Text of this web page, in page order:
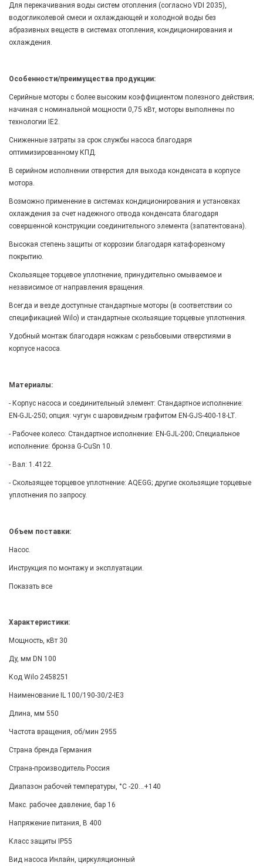
Для перекачивания воды систем отопления (согласно VDI 2035),
водогликолевой смеси и охлаждающей и холодной воды без
абразивных веществ в системах отопления, кондиционирования и
охлаждения.
Особенности/преимущества продукции:
Серийные моторы с более высоким коэффициентом полезного действия;
начиная с номинальной мощности 0,75 кВт, моторы выполнены по
технологии IE2.
Сниженные затраты за срок службы насоса благодаря
оптимизированному КПД.
В серийном исполнении отверстия для выхода конденсата в корпусе
мотора.
Возможно применение в системах кондиционирования и установках
охлаждения за счет надежного отвода конденсата благодаря
совершенной конструкции соединительного элемента (запатентована).
Высокая степень защиты от коррозии благодаря катафорезному
покрытию.
Скользящее торцевое уплотнение, принудительно омываемое и
независимое от направления вращения.
Всегда и везде доступные стандартные моторы (в соответствии со
спецификацией Wilo) и стандартные скользящие торцевые уплотнения.
Удобный монтаж благодаря ножкам с резьбовыми отверстиями в
корпусе насоса.
Материалы:
- Корпус насоса и соединительный элемент: Стандартное исполнение:
EN-GJL-250; опция: чугун с шаровидным графитом EN-GJS-400-18-LT.
- Рабочее колесо: Стандартное исполнение: EN-GJL-200; Специальное
исполнение: бронза G-CuSn 10.
- Вал: 1.4122.
- Скользящее торцевое уплотнение: AQEGG; другие скользящие торцевые
уплотнения по запросу.
Объем поставки:
Насос.
Инструкция по монтажу и эксплуатации.
Показать все
Характеристики:
Мощность, кВт 30
Ду, мм DN 100
Код Wilo 2458251
Наименование IL 100/190-30/2-IE3
Длина, мм 550
Частота вращения, об/мин 2955
Страна бренда Германия
Страна-производитель Россия
Диапазон рабочей температуры, °С -20...+140
Макс. рабочее давление, бар 16
Напряжение питания, В 400
Класс защиты IP55
Вид насоса Инлайн, циркуляционный